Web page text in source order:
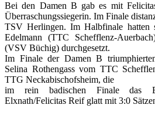
Bei den Damen B gab es mit
Überraschungssiegerin. Im Finale
TSV Herlingen. Im Halbfinale hatten
Edelmann (TTC Schefflenz-
(VSV Büchig) durchgesetzt.
Im Finale der Damen B
Selina Rothengass vom TTC
TTG Neckabischofsheim, die
im rein badischen Finale das
Elxnath/Felicitas Reif glatt mit 3:0